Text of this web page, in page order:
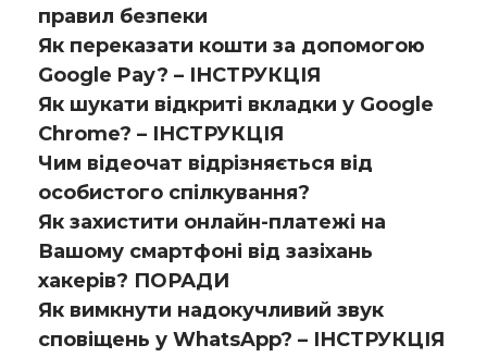
правил безпеки
Як переказати кошти за допомогою
Google Pay? – ІНСТРУКЦІЯ
Як шукати відкриті вкладки у Google
Chrome? – ІНСТРУКЦІЯ
Чим відеочат відрізняється від
особистого спілкування?
Як захистити онлайн-платежі на
Вашому смартфоні від зазіхань
хакерів? ПОРАДИ
Як вимкнути надокучливий звук
сповіщень у WhatsApp? – ІНСТРУКЦІЯ